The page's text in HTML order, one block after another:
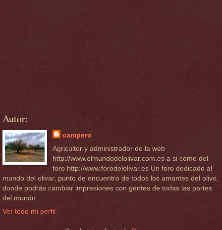
Autor:
campero
Agricultor y administrador de la web
http://www.elmundodelolivar.com.es a si como del
foro http://www.forodelolivar.es Un foro dedicado al
mundo del olivar, punto de encuentro de todos los amantes del olivo,
donde podrás cambiar impresiones con gentes de todas las partes
del mundo
Ver todo mi perfil